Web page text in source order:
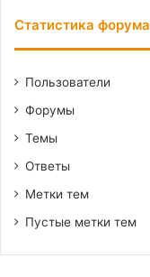
Статистика форума
Пользователи
Форумы
Темы
Ответы
Метки тем
Пустые метки тем